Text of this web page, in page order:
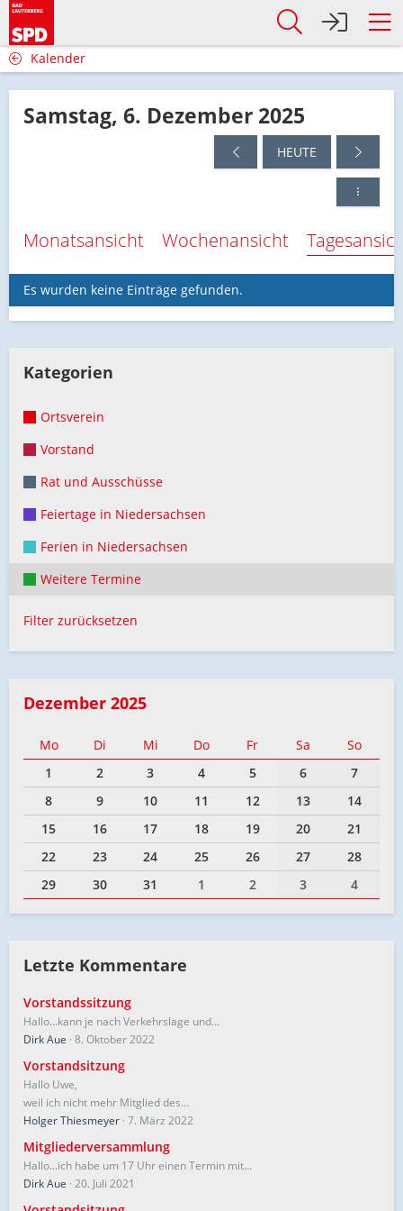
Kalender
Samstag, 6. Dezember 2025
HEUTE
Monatsansicht Wochenansicht
Es wurden keine Einträge gefunden.
Kategorien
Ortsverein
Vorstand
Rat und Ausschüsse
Feiertage in Niedersachsen
Ferien in Niedersachsen
Weitere Termine
Filter zurücksetzen
Dezember 2025
Mo Di Mi Do Fr Sa
So
1
2 3 4 5 6
7
8
9 10 11 12 13
14
15
16 17 18 19 20
21
22
23 24 25 26 27
28
29
30 31 1 2 3 4
Letzte Kommentare
Vorstandssitzung
Hallo…kann je nach Verkehrslage und…
Dirk Aue 8. Oktober 2022
Vorstandsitzung
Hallo Uwe,
weil ich nicht mehr Mitglied des…
Holger Thiesmeyer 7. März 2022
Mitgliederversammlung
Hallo...ich habe um 17 Uhr einen Termin mit…
Dirk Aue 20. Juli 2021